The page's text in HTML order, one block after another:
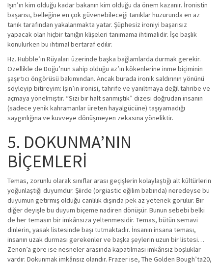
Işın’ın kim olduğu kadar bakanın kim olduğu da önem kazanır. İronistin
başarısı, belleğine en çok güvenebileceği tanıklar huzurunda en az
tanık tarafından yakalanmakta yatar. Şüphesiz ironiyi başarısız
yapacak olan hiçbir tanığın klişeleri tanımama ihtimalidir. İşe başlık
konulurken bu ihtimal bertaraf edilir.
Hz. Hubble’ın Rüyaları üzerinde başka bağlamlarda durmak gerekir.
Özellikle de Doğu’nun sahip olduğu az’ın kökenlerine inme biçiminin
şaşırtıcı öngörüsü bakımından. Ancak burada ironik saldırının yönünü
söyleyip bitireyim: Işın’ın ironisi, tahrife ve yanıltmaya değil tahribe ve
açmaya yönelmiştir. “Sizi bir halt sanmıştık” dizesi doğrudan insanın
(sadece yenik kahramanlar üreten hayalgücüne) taşıyamadığı
saygınlığına ve kuvveye dönüşmeyen zekasına yöneliktir.
5. DOKUNMA’NIN
BİÇEMLERİ
Temas, zorunlu olarak sınıflar arası geçişlerin kolaylaştığı alt kültürlerin
yoğunlaştığı duyumdur. Şiirde (orgiastic eğilim babında) neredeyse bu
duyumun getirmiş olduğu canlılık dışında pek az yetenek görülür. Bir
diğer deyişle bu duyum biçeme nadiren dönüşür. Bunun sebebi belki
de her temasın bir imkânsıza yeltenmesidir. Temas, bütün semavi
dinlerin, yasak listesinde başı tutmaktadır. İnsanın insana teması,
insanın uzak durması gerekenler ve başka şeylerin uzun bir listesi…
Zenon’a göre ise nesneler arasında kapatılması imkânsız boşluklar
vardır. Dokunmak imkânsız olandır. Frazer ise, The Golden Bough’ta20,